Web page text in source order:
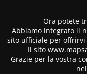
Ora potete
Abbiamo integrato il
sito ufficiale per offrirvi
Il sito
Grazie per la vostra